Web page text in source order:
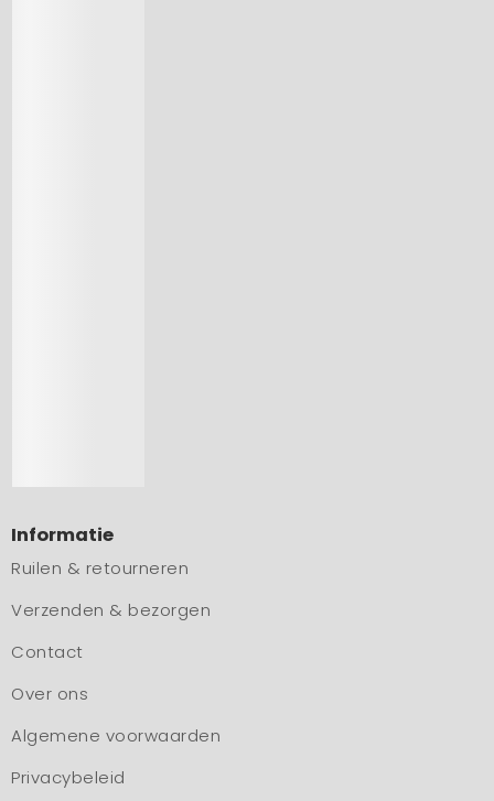
Informatie
Ruilen & retourneren
Verzenden & bezorgen
Contact
Over ons
Algemene voorwaarden
Privacybeleid